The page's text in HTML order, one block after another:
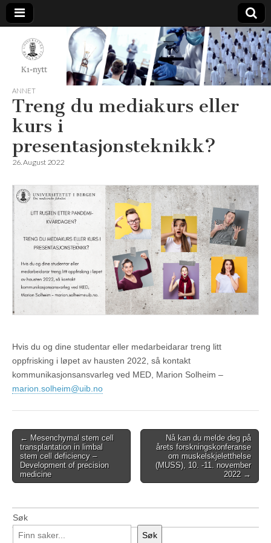
K1-
Nytt
ANNET
Treng du mediakurs eller
kurs i
presentasjonsteknikk?
26. August 2022
Hvis du og dine studentar eller medarbeidarar treng litt
oppfrisking i løpet av hausten 2022, så kontakt
kommunikasjonsansvarleg ved MED, Marion Solheim –
marion.solheim@uib.no
Post
navigation
← Mesenchymal stem cell
transplantation in limbal
stem cell deficiency –
Development of precision
medicine
Nå kan du melde deg på
årets forskningskonferanse
om muskelskjeletthelse
(MUSS), 10. -11. november
2022 →
Søk
Søk